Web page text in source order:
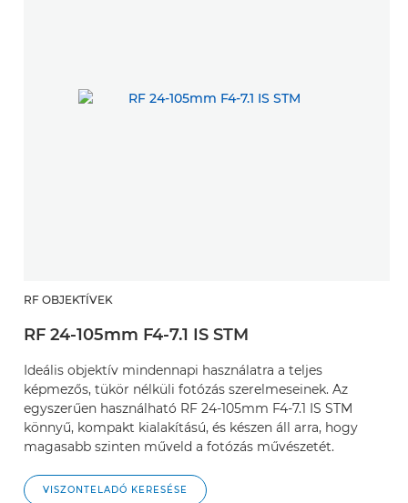
RF OBJEKTÍVEK
RF 24-105mm F4-7.1 IS STM
Ideális objektív mindennapi használatra a teljes
képmezős, tükör nélküli fotózás szerelmeseinek. Az
egyszerűen használható RF 24-105mm F4-7.1 IS STM
könnyű, kompakt kialakítású, és készen áll arra, hogy
magasabb szinten műveld a fotózás művészetét.
VISZONTELADÓ KERESÉSE